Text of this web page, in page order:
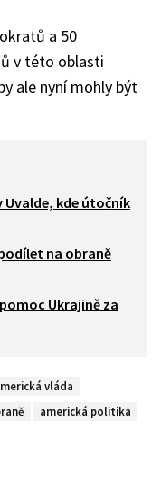
a 50
v této oblasti
ale nyní mohly být
Uvalde, kde útočník
na obraně
Ukrajině za
vláda
americká politika